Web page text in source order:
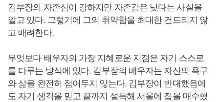
김부장의 자존심이 강하지만 자존감은 낮다는 사실을
알고 있다. 그렇기에 그의 취약함을 최대한 건드리지 않
고 배려한다.
무엇보다 배우자의 가장 지혜로운 지점은 자기 스스로
를 다루는 방식에 있다. 김부장의 배우자는 자신의 욕구
와 삶을 완전히 접어두지 않는다. 김부장이 반대했음에
도 자기 생각을 믿고 끝까지 설득해 서울에 집을 매수했